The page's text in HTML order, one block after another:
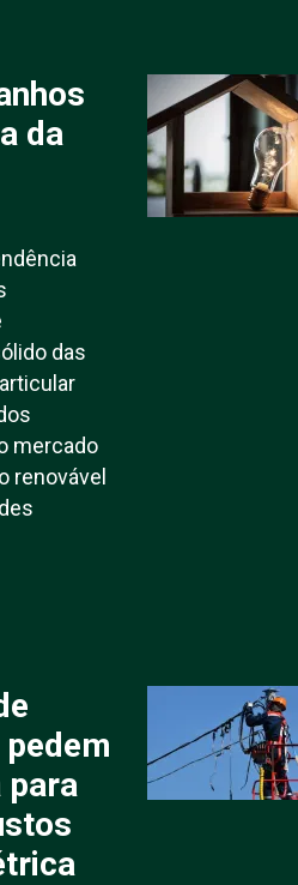
da
das
mercado
renovável
para